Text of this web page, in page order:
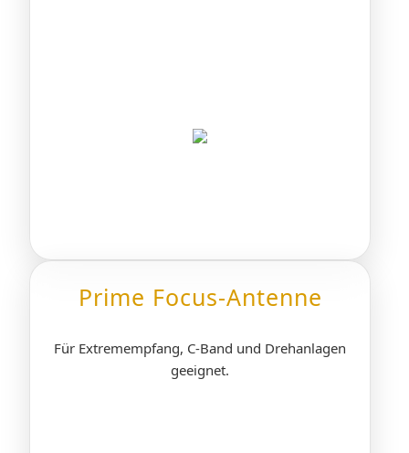
Prime Focus-Antenne
Für Extremempfang, C-Band und Drehanlagen
geeignet.